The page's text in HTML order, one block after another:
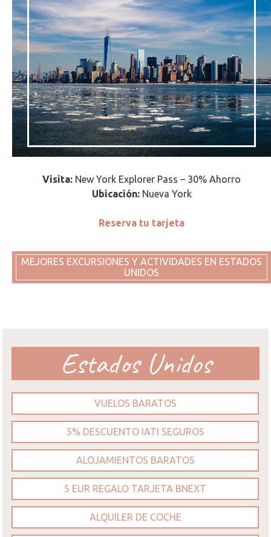
Visita: New York Explorer Pass – 30% Ahorro
Ubicación:Nueva York
Reserva tu tarjeta
MEJORES EXCURSIONES Y ACTIVIDADES EN ESTADOS
UNIDOS
Estados Unidos
VUELOS BARATOS
5% DESCUENTO IATI SEGUROS
ALOJAMIENTOS BARATOS
5 EUR REGALO TARJETA BNEXT
ALQUILER DE COCHE